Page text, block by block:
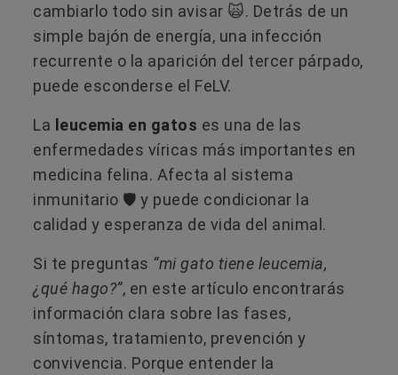
cambiarlo todo sin avisar 🙀​. Detrás de un
simple bajón de energía, una infección
recurrente o la aparición del tercer párpado,
puede esconderse el FeLV.
La leucemia en gatos es una de las
enfermedades víricas más importantes en
medicina felina. Afecta al sistema
inmunitario 🛡️​ y puede condicionar la
calidad y esperanza de vida del animal.
Si te preguntas “mi gato tiene leucemia,
¿qué hago?”, en este artículo encontrarás
información clara sobre las fases,
síntomas, tratamiento, prevención y
convivencia. Porque entender la